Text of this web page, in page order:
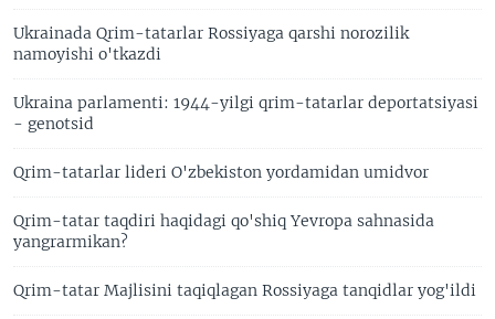
Ukrainada Qrim-tatarlar Rossiyaga qarshi norozilik
namoyishi o'tkazdi
Ukraina parlamenti: 1944-yilgi qrim-tatarlar deportatsiyasi
- genotsid
Qrim-tatarlar lideri O'zbekiston yordamidan umidvor
Qrim-tatar taqdiri haqidagi qo'shiq Yevropa sahnasida
yangrarmikan?
Qrim-tatar Majlisini taqiqlagan Rossiyaga tanqidlar yog'ildi